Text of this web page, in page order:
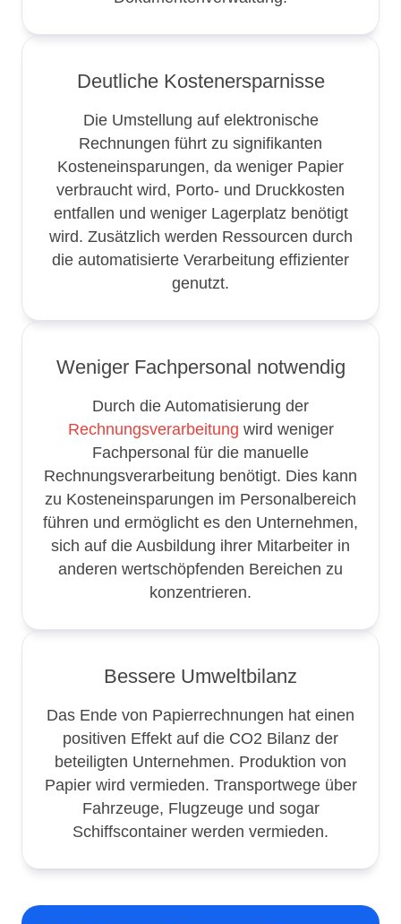
Deutliche Kostenersparnisse
Die Umstellung auf elektronische
Rechnungen führt zu signifikanten
Kosteneinsparungen, da weniger Papier
verbraucht wird, Porto- und Druckkosten
entfallen und weniger Lagerplatz benötigt
wird. Zusätzlich werden Ressourcen durch
die automatisierte Verarbeitung effizienter
genutzt.
Weniger Fachpersonal notwendig
Durch die Automatisierung der
Rechnungsverarbeitung wird weniger
Fachpersonal für die manuelle
Rechnungsverarbeitung benötigt. Dies kann
zu Kosteneinsparungen im Personalbereich
führen und ermöglicht es den Unternehmen,
sich auf die Ausbildung ihrer Mitarbeiter in
anderen wertschöpfenden Bereichen zu
konzentrieren.
Bessere Umweltbilanz
Das Ende von Papierrechnungen hat einen
positiven Effekt auf die CO2 Bilanz der
beteiligten Unternehmen. Produktion von
Papier wird vermieden. Transportwege über
Fahrzeuge, Flugzeuge und sogar
Schiffscontainer werden vermieden.